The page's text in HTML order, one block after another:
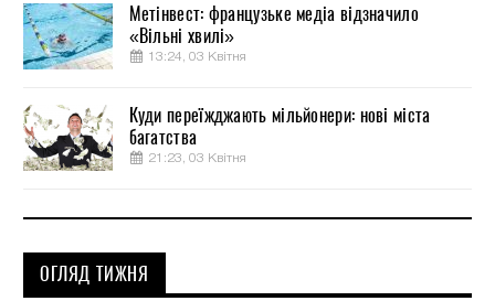
Метінвест: французьке медіа відзначило
«Вільні хвилі»
13:24, 03 Квітня
Куди переїжджають мільйонери: нові міста
багатства
21:23, 03 Квітня
ОГЛЯД ТИЖНЯ